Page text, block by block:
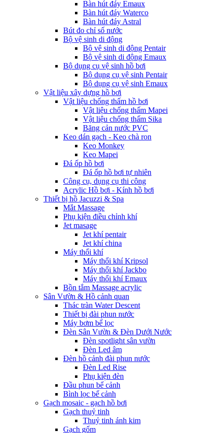
Bàn hút đáy Emaux
Bàn hút đáy Waterco
Bàn hút đáy Astral
Bút đo chỉ số nước
Bộ vệ sinh di động
Bộ vệ sinh di động Pentair
Bộ vệ sinh di động Emaux
Bộ dụng cụ vệ sinh hồ bơi
Bộ dụng cụ vệ sinh Pentair
Bộ dụng cụ vệ sinh Emaux
Vật liệu xây dựng hồ bơi
Vật liệu chống thấm hồ bơi
Vật liệu chống thấm Mapei
Vật liệu chống thấm Sika
Băng cản nước PVC
Keo dán gạch - Keo chà ron
Keo Monkey
Keo Mapei
Đá ốp hồ bơi
Đá ốp hồ bơi tự nhiên
Công cụ, dụng cụ thi công
Acrylic Hồ bơi - Kính hồ bơi
Thiết bị hồ Jacuzzi & Spa
Mắt Massage
Phụ kiện điều chỉnh khí
Jet masage
Jet khí pentair
Jet khí china
Máy thổi khí
Máy thổi khí Kripsol
Máy thổi khí Jackbo
Máy thổi khí Emaux
Bồn tắm Massage acrylic
Sân Vườn & Hồ cảnh quan
Thác tràn Water Descent
Thiết bị đài phun nước
Máy bơm bể lọc
Đèn Sân Vườn & Đèn Dưới Nước
Đèn spotlight sân vườn
Đèn Led âm
Đèn hồ cảnh đài phun nước
Đèn Led Rise
Phụ kiện đèn
Đầu phun bể cảnh
Bình lọc bể cảnh
Gạch mosaic - gạch hồ bơi
Gạch thuỷ tinh
Thuỷ tinh ánh kim
Gạch gốm